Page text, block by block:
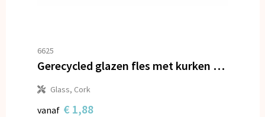
6625
Gerecycled glazen fles met kurken dop 500ml
Glass, Cork
vanaf € 1,88